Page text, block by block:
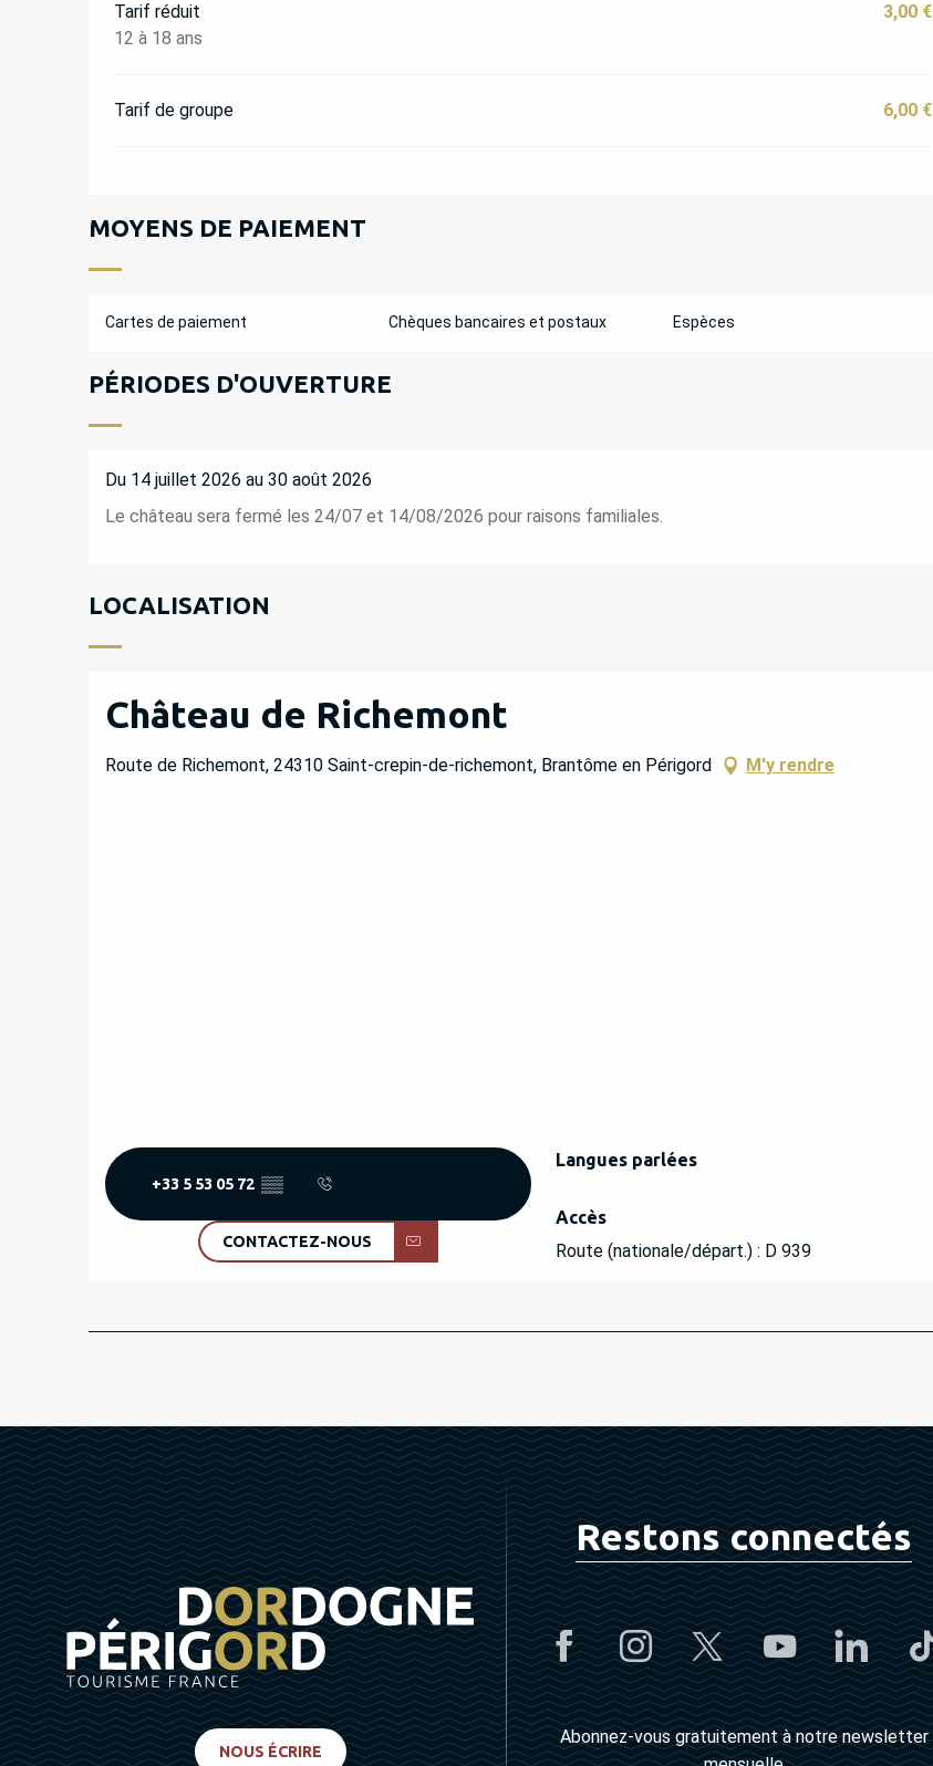
Tarif réduit
12 à 18 ans
3,00 €
Tarif de groupe 6,00 €
MOYENS DE PAIEMENT
Cartes de paiement Chèques bancaires et postaux Espèces
PÉRIODES D'OUVERTURE
Du 14 juillet 2026 au 30 août 2026
Le château sera fermé les 24/07 et 14/08/2026 pour raisons familiales.
LOCALISATION
Château de Richemont
Route de Richemont, 24310 Saint-crepin-de-richemont, Brantôme en Périgord M'y rendre
+33 5 53 05 72 ▒▒
CONTACTEZ-NOUS
Langues parlées
Langues parlées
Accès
Accès
Route (nationale/départ.) : D 939
NOUS ÉCRIRE
Restons connectés
Abonnez-vous gratuitement à notre newsletter